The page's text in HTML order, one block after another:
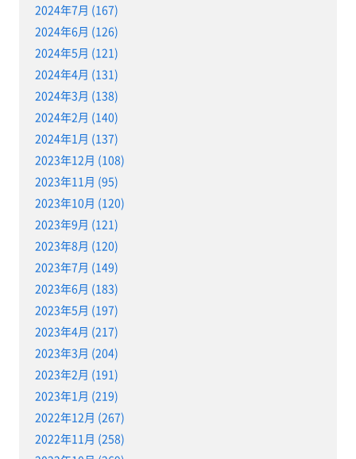
2024年7月 (167)
2024年6月 (126)
2024年5月 (121)
2024年4月 (131)
2024年3月 (138)
2024年2月 (140)
2024年1月 (137)
2023年12月 (108)
2023年11月 (95)
2023年10月 (120)
2023年9月 (121)
2023年8月 (120)
2023年7月 (149)
2023年6月 (183)
2023年5月 (197)
2023年4月 (217)
2023年3月 (204)
2023年2月 (191)
2023年1月 (219)
2022年12月 (267)
2022年11月 (258)